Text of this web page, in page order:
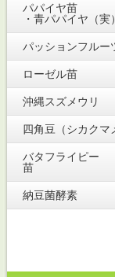
パパイヤ苗
・青パパイヤ（実）
パッションフルー
ローゼル苗
沖縄スズメウリ
四角豆（シカクマ
バタフライピー
苗
納豆菌酵素